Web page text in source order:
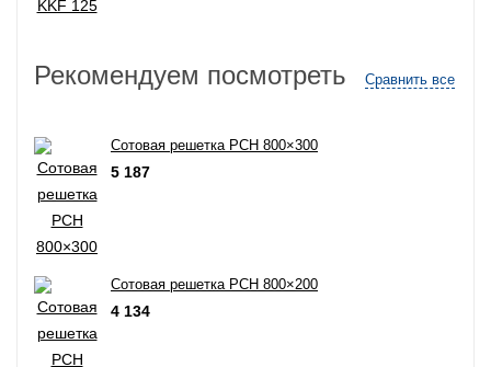
Рекомендуем посмотреть Сравнить все
Сотовая решетка РСН 800×300
5 187
Сотовая решетка РСН 800×200
4 134